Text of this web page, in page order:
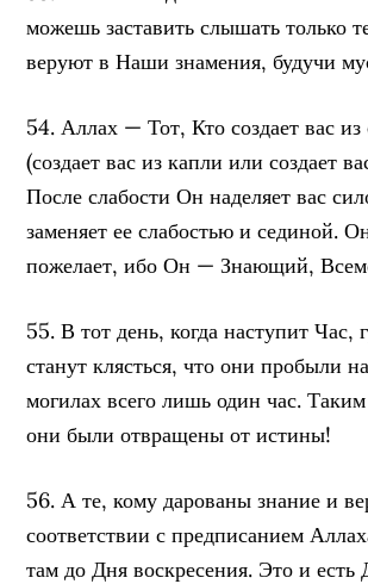
можешь заставить слышать только
веруют в Наши знамения, будучи
54. Аллах — Тот, Кто создает вас из
(создает вас из капли или создает
После слабости Он наделяет вас
заменяет ее слабостью и сединой.
пожелает, ибо Он — Знающий,
55. В тот день, когда наступит Час,
станут клясться, что они пробыли
могилах всего лишь один час.
они были отвращены от истины!
56. А те, кому дарованы знание и
соответствии с предписанием
там до Дня воскресения. Это и есть